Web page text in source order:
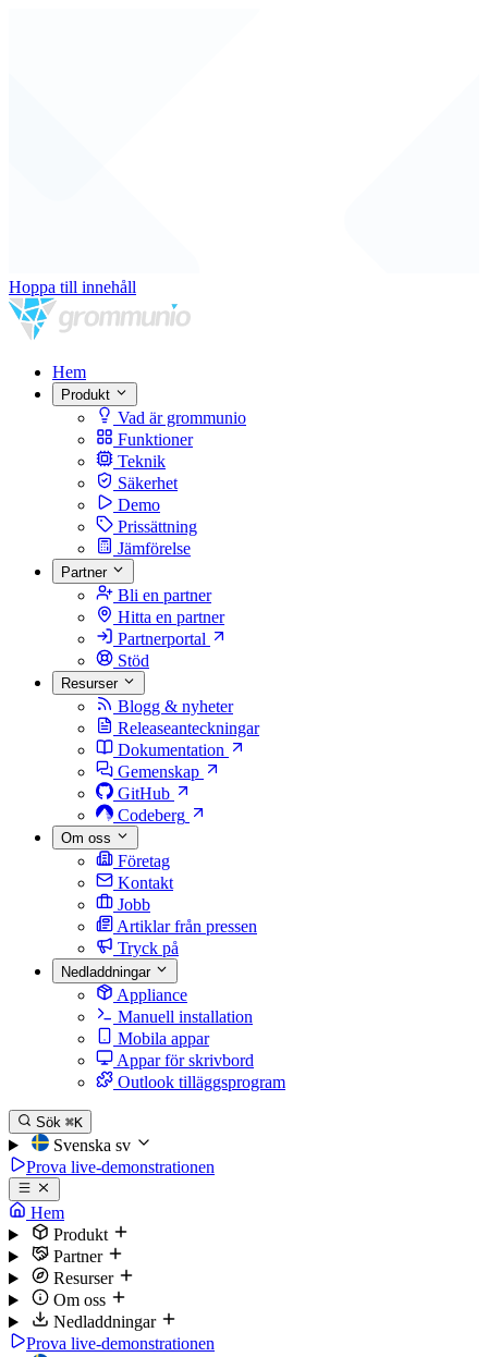
Hoppa till innehåll
Hem
Produkt
Vad är grommunio
Funktioner
Teknik
Säkerhet
Demo
Prissättning
Jämförelse
Partner
Bli en partner
Hitta en partner
Partnerportal
Stöd
Resurser
Blogg & nyheter
Releaseanteckningar
Dokumentation
Gemenskap
GitHub
Codeberg
Om oss
Företag
Kontakt
Jobb
Artiklar från pressen
Tryck på
Nedladdningar
Appliance
Manuell installation
Mobila appar
Appar för skrivbord
Outlook tilläggsprogram
Sök ⌘K
Svenska sv
Prova live-demonstrationen
Hem
Produkt
Partner
Resurser
Om oss
Nedladdningar
Prova live-demonstrationen